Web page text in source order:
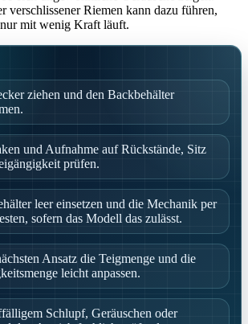
verschlissener Riemen kann dazu führen,
mit wenig Kraft läuft.
ziehen und den Backbehälter
und Aufnahme auf Rückstände, Sitz
prüfen.
leer einsetzen und die Mechanik per
sofern das Modell das zulässt.
Ansatz die Teigmenge und die
leicht anpassen.
Schlupf, Geräuschen oder